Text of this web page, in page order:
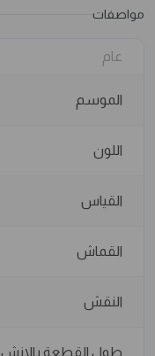
مواصفات
عام
الموسم
اللون
القياس
القماش
النقش
طول القطعة بالانش